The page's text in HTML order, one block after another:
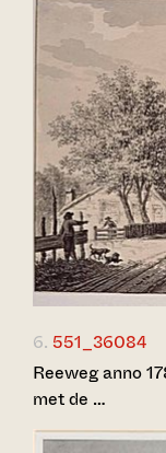
6. 551_36084
Reeweg anno
met de …